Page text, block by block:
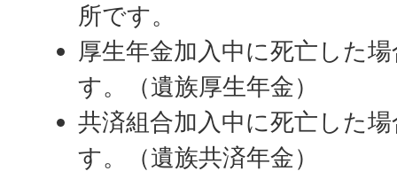
所です。
厚生年金加入中に死亡した
す。（遺族厚生年金）
共済組合加入中に死亡した
す。（遺族共済年金）